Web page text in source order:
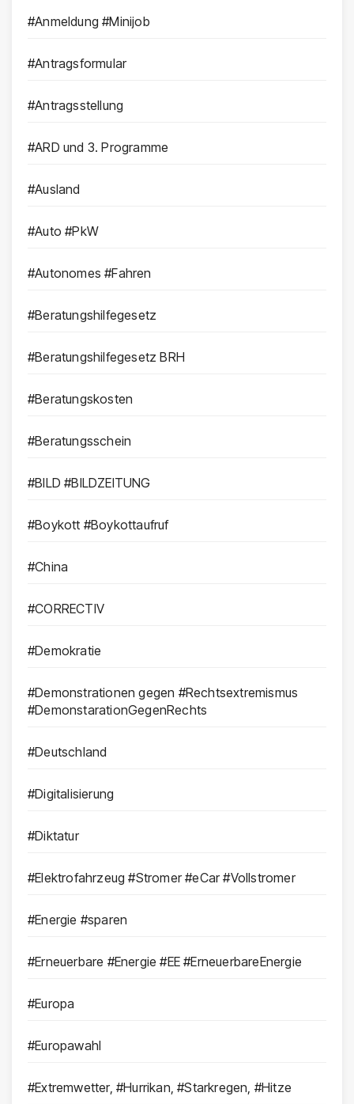
#Anmeldung #Minijob
#Antragsformular
#Antragsstellung
#ARD und 3. Programme
#Ausland
#Auto #PkW
#Autonomes #Fahren
#Beratungshilfegesetz
#Beratungshilfegesetz BRH
#Beratungskosten
#Beratungsschein
#BILD #BILDZEITUNG
#Boykott #Boykottaufruf
#China
#CORRECTIV
#Demokratie
#Demonstrationen gegen #Rechtsextremismus
#DemonstarationGegenRechts
#Deutschland
#Digitalisierung
#Diktatur
#Elektrofahrzeug #Stromer #eCar #Vollstromer
#Energie #sparen
#Erneuerbare #Energie #EE #ErneuerbareEnergie
#Europa
#Europawahl
#Extremwetter, #Hurrikan, #Starkregen, #Hitze